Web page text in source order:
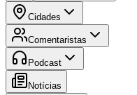
Cidades
Comentaristas
Podcast
Notícias